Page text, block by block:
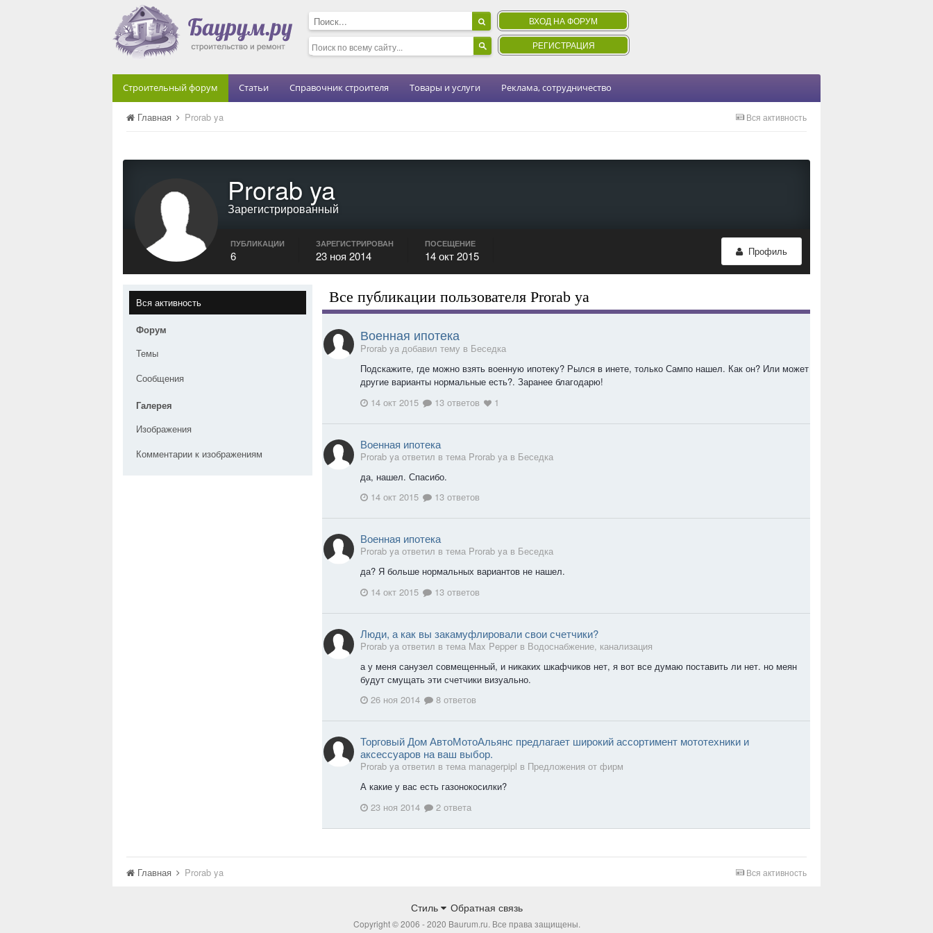
ВХОД НА ФОРУМ
РЕГИСТРАЦИЯ
Строительный форум Статьи Справочник строителя Товары и услуги Реклама, сотрудничество
Вся активность
Главная Prorab ya
Prorab ya
Зарегистрированный
Профиль
ПУБЛИКАЦИИ
6
ЗАРЕГИСТРИРОВАН
23 ноя 2014
ПОСЕЩЕНИЕ
14 окт 2015
Вся активность
Форум
Темы
Сообщения
Галерея
Изображения
Комментарии к изображениям
Все публикации пользователя Prorab ya
Военная ипотека
Prorab ya добавил тему в Беседка
Подскажите, где можно взять военную ипотеку? Рылся в инете, только Сампо нашел. Как он? Или может
другие варианты нормальные есть?. Заранее благодарю!
14 окт 2015
13 ответов 1
Военная ипотека
Prorab ya ответил в тема Prorab ya в Беседка
да, нашел. Спасибо.
14 окт 2015
13 ответов
Военная ипотека
Prorab ya ответил в тема Prorab ya в Беседка
да? Я больше нормальных вариантов не нашел.
14 окт 2015
13 ответов
Люди, а как вы закамуфлировали свои счетчики?
Prorab ya ответил в тема Max Pepper в Водоснабжение, канализация
а у меня санузел совмещенный, и никаких шкафчиков нет, я вот все думаю поставить ли нет. но меян
будут смущать эти счетчики визуально.
26 ноя 2014
8 ответов
Торговый Дом АвтоМотоАльянс предлагает широкий ассортимент мототехники и
аксессуаров на ваш выбор.
Prorab ya ответил в тема managerpipl в Предложения от фирм
А какие у вас есть газонокосилки?
23 ноя 2014
2 ответа
Вся активность
Главная Prorab ya
Стиль Обратная связь
Copyright © 2006 - 2020 Baurum.ru. Все права защищены.